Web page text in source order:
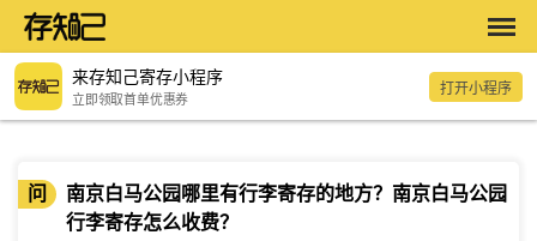
来存知己寄存小程序
立即领取首单优惠券
打开小程序
问
南京白马公园哪里有行李寄存的地方？南京白马公园
行李寄存怎么收费？